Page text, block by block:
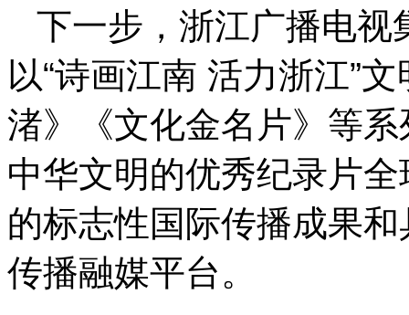
下一步，浙江广播电视
以“诗画江南 活力浙江”
渚》《文化金名片》等
中华文明的优秀纪录片
的标志性国际传播成果
传播融媒平台。